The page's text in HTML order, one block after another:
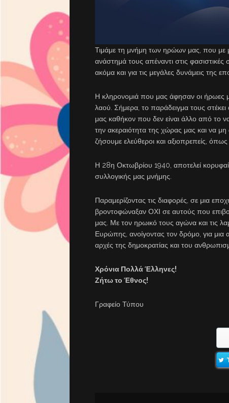
Τιμάμε τη μνήμη των ηρώων μας, που με
ανάστημά τους απέναντι στις
ακόμα και για τις μεγάλες δυνάμεις της
Η κληρονομιά που μας άφησαν οι ήρωες
λαού. Σήμερα, το παράδειγμα τους
μας καθήκον που δεν είναι άλλο από το
την ακεραιότητα της χώρας μας και να
ζήσουμε ελεύθεροι και αξιοπρεπείς,
Η 28η Οκτωβρίου 1940, αποτελεί
συλλογικής μας μνήμης.
Παραμερίζοντας τις διαφορές, σε μια
βροντοφώναξαν ΟΧΙ σε αυτούς που
μας. Με τον ηρωικό τους αγώνα και τις
Ευρώπης, ανοίγοντας τον δρόμο, για μια
αρχές της δημοκρατίας και του
Χρόνια Πολλά Έλληνες!
Ζήτω το Έθνος!
Γραφείο Τύπου